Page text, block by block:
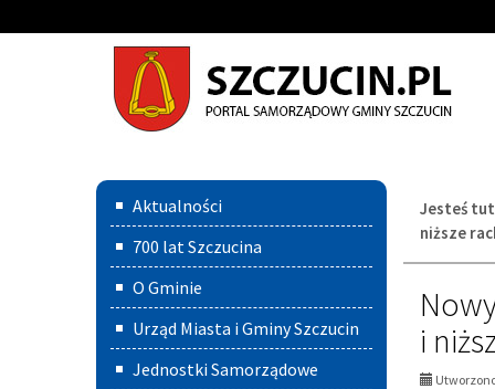
do
do
Menu
główne
Aktualności
700 lat Szczucina
O Gminie
Urząd Miasta i Gminy Szczucin
Jednostki Samorządowe
Jesteś
niższe
i